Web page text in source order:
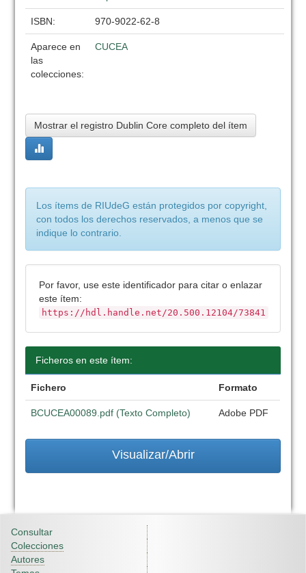
ISBN: 970-9022-62-8
Aparece en
las
colecciones:
CUCEA
Mostrar el registro Dublin Core completo del ítem
Los ítems de RIUdeG están protegidos por copyright,
con todos los derechos reservados, a menos que se
indique lo contrario.
Por favor, use este identificador para citar o enlazar
este ítem:
https://hdl.handle.net/20.500.12104/73841
Ficheros en este ítem:
Fichero Formato
BCUCEA00089.pdf (Texto Completo) Adobe PDF
Visualizar/Abrir
Consultar
Colecciones
Autores